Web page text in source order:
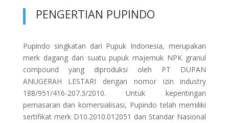
PENGERTIAN PUPINDO
Pupindo singkatan dari Pupuk Indonesia, merupakan
merk dagang dari suatu pupuk majemuk NPK granul
compound yang diproduksi oleh PT DUPAN
ANUGERAH LESTARI dengan nomor izin industry
188/951/416-207.3/2010. Untuk kepentingan
pemasaran dan komersialisasi, Pupindo telah memiliki
sertifikat merk D10.2010.012051 dan Standar Nasional